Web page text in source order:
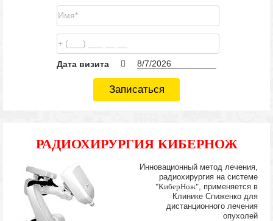
Дата визита
Записаться
РАДИОХИРУРГИЯ КИБЕРНОЖ
Инновационный метод лечения,
радиохирургия на системе
"КиберНож" , применяется в
Клинике Спиженко для
дистанционного лечения
опухолей